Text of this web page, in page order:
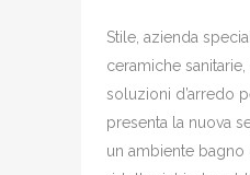
Stile, azienda
ceramiche
soluzioni d’arredo
presenta la nuova
un ambiente